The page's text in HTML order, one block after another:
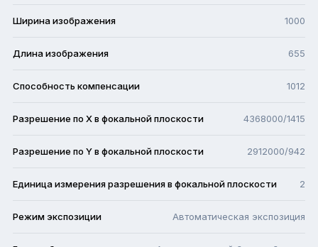
Ширина изображения 1000
Длина изображения 655
Способность компенсации 1012
Разрешение по X в фокальной плоскости 4368000/1415
Разрешение по Y в фокальной плоскости 2912000/942
Единица измерения разрешения в фокальной плоскости 2
Режим экспозиции Автоматическая экспозиция